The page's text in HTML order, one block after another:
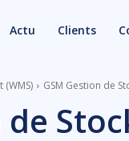
Actu Clients
GSM Gestion de
de